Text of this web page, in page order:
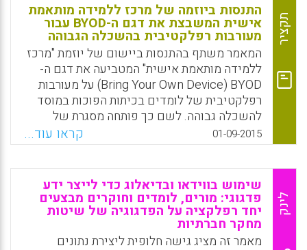
תקציר
התנסות ביוזמה של מרכז ללמידה מותאמת
אישית המשבצת את דגם ה-BYOD עבור
מעורבות רפלקטיבית בהשכלה הגבוהה
המאמר משתף בהתנסות ביישום של יוזמת "מרכז
ללמידה מותאמת אישית" המטביעה את דגם ה-
Bring Your Own Device) BYOD) על מעורבות
רפלקטיבית של לומדים בכיתות הפוכות במוסד
להשכלה גבוהה. לשם כך פותחה מסגרת של
מעורבות רפלקטיבית, המורכבת משלושה
מימדים: מעורבות רפלקטיבית אינטלקטואלית,
אישית וחברתית. ניתוח הנתונים האיכותניים
והכמותיים מספק ראיות להשגת מעורבות
רפלקטיבית בידי הלומדים בשלושת המימדים.
היוזמה המתוכננת אפשרה ללומדים להשיג
תוספת ידע משמעותית להגברת הבנתם את
הלמידה המקוונת Kong, Siu Cheung; Song,
01-09-2015 קראו עוד...
לינק
שימוש בווידאו ובדיאלוג כדי לייצר ידע
פדגוגי: מורים, לומדים וחוקרים מבצעים
יחד רפלקציה על הפדגוגיה של שיטות
מחקר חברתיות
מאמר זה מציג גישה חלופית ליצירת נתונים